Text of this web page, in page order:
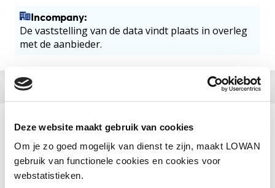
Deze website maakt gebruik van cookies
Om je zo goed mogelijk van dienst te zijn, maakt LOWAN
gebruik van functionele cookies en cookies voor
webstatistieken.
Incompany:
De vaststelling van de data vindt plaats in overleg
met de aanbieder.
VU-NT2
Categorie